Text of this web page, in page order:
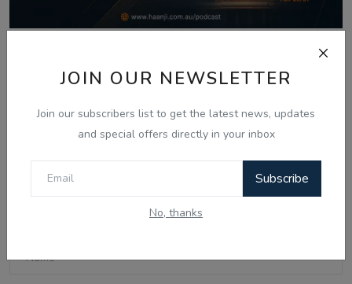
JOIN OUR NEWSLETTER
Join our subscribers list to get the latest news, updates
and special offers directly in your inbox
Subscribe
No, thanks
07 Aug - Indian Updates - SGPC Gurbani
Comments